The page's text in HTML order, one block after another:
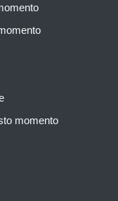
momento